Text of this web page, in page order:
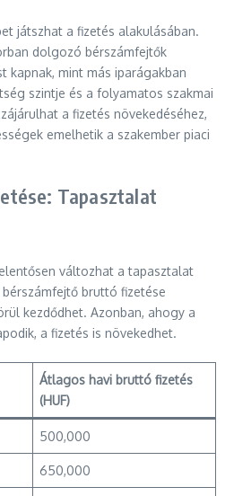
játszhat a fizetés alakulásában.
dolgozó bérszámfejtők
kapnak, mint más iparágakban
szintje és a folyamatos szakmai
a fizetés növekedéséhez,
emelhetik a szakember piaci
Tapasztalat
változhat a tapasztalat
bruttó fizetése
kezdődhet. Azonban, ahogy a
a fizetés is növekedhet.
Átlagos havi bruttó fizetés
(HUF)
500,000
650,000